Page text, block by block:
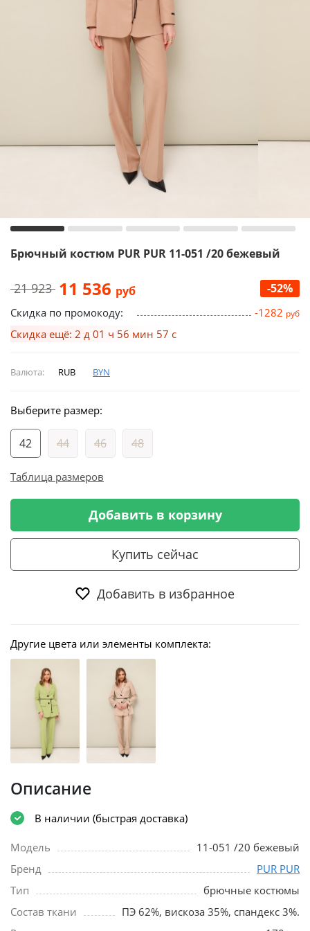
Брючный костюм PUR PUR 11-051 /20 бежевый
21 923 11 536 руб -52%
Скидка по промокоду: -1282 руб
Скидка ещё: 2 д 01 ч 56 мин 56 с
Валюта: RUB BYN
Выберите размер:
42 44 46 48
Таблица размеров
Добавить в корзину
Купить сейчас
Добавить в избранное
Другие цвета или элементы комплекта:
Описание
В наличии (быстрая доставка)
Модель
11-051 /20 бежевый
Бренд
PUR PUR
Тип
брючные костюмы
Состав ткани
ПЭ 62%, вискоза 35%, спандекс 3%.